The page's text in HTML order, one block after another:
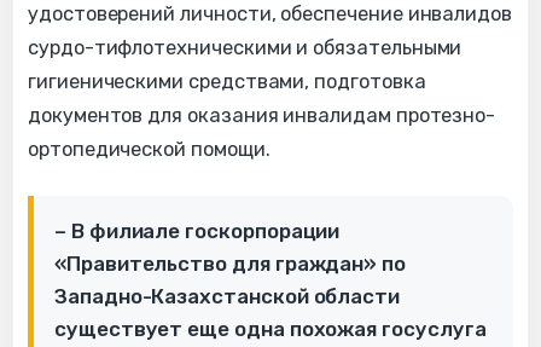
удостоверений личности, обеспечение инвалидов
сурдо-тифлотехническими и обязательными
гигиеническими средствами, подготовка
документов для оказания инвалидам протезно-
ортопедической помощи.
– В филиале госкорпорации
«Правительство для граждан» по
Западно-Казахстанской области
существует еще одна похожая госуслуга